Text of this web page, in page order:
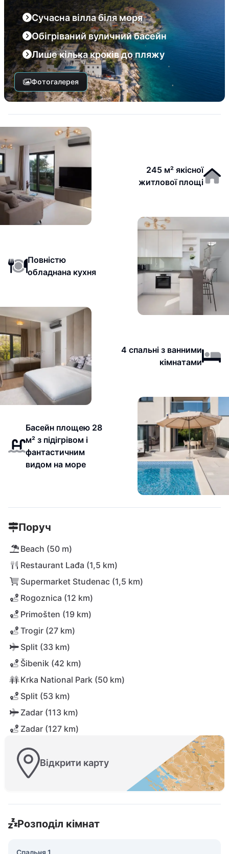
Сучасна вілла біля моря
Обігріваний вуличний басейн
Лише кілька кроків до пляжу
Фотогалерея
245 м² якісної
житлової площі
Повністю
обладнана кухня
4 спальні з ванними
кімнатами
Басейн площею 28
м² з підігрівом і
фантастичним
видом на море
Поруч
Beach (50 m)
Restaurant Lađa (1,5 km)
Supermarket Studenac (1,5 km)
Rogoznica (12 km)
Primošten (19 km)
Trogir (27 km)
Split (33 km)
Šibenik (42 km)
Krka National Park (50 km)
Split (53 km)
Zadar (113 km)
Zadar (127 km)
Відкрити карту
Розподіл кімнат
Спальня 1